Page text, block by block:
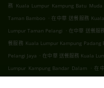
務 Kuala Lumpur Kampung Batu Muda
Taman Bamboo . 在中華 送餐服務
Lumpur Taman Pelangi . 在中華 送餐服
餐服務 Kuala Lumpur Kampung Padang
Pelangi Jaya . 在中華 送餐服務 Kuala
Lumpur Kampung Bandar Dalam
. 在